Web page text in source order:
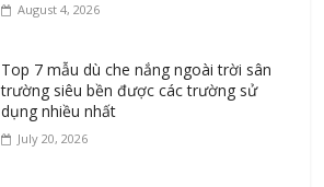
August 4, 2026
Top 7 mẫu dù che nắng ngoài trời sân
trường siêu bền được các trường sử
dụng nhiều nhất
July 20, 2026